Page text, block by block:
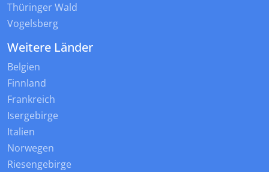
Thüringer Wald
Vogelsberg
Weitere Länder
Belgien
Finnland
Frankreich
Isergebirge
Italien
Norwegen
Riesengebirge